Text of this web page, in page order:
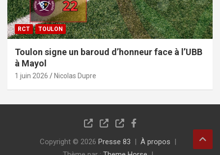
RCT TOULON
Toulon signe un baroud d’honneur face à l’UBB
à Mayol
1 juin 2026 Nicolas Dupre
Copyright © 2026 Presse 83
À propos